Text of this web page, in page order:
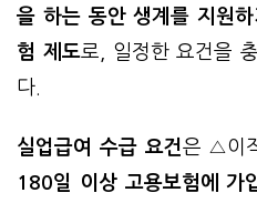
을 하는 동안 생계를 지원
험 제도로, 일정한 요건을
다.
실업급여 수급 요건은 △이
180일 이상 고용보험에 가